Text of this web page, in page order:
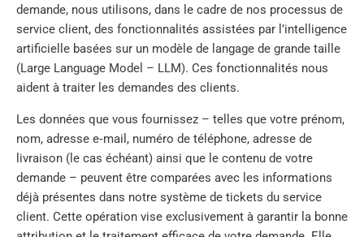
demande, nous utilisons, dans le cadre de nos processus de
service client, des fonctionnalités assistées par l’intelligence
artificielle basées sur un modèle de langage de grande taille
(Large Language Model – LLM). Ces fonctionnalités nous
aident à traiter les demandes des clients.
Les données que vous fournissez – telles que votre prénom,
nom, adresse e‑mail, numéro de téléphone, adresse de
livraison (le cas échéant) ainsi que le contenu de votre
demande – peuvent être comparées avec les informations
déjà présentes dans notre système de tickets du service
client. Cette opération vise exclusivement à garantir la bonne